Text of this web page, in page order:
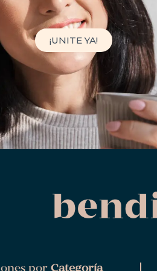
¡UNITE YA!
porCategoría